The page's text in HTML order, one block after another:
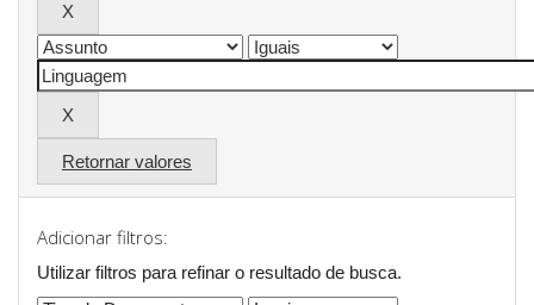
Retornar valores
Adicionar filtros:
Utilizar filtros para refinar o resultado de busca.